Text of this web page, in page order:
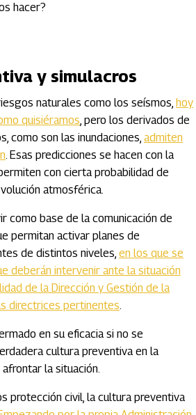
hacer?
y simulacros
naturales como los seísmos, hoy
quisiéramos, pero los derivados de
como son las inundaciones, admiten
. Esas predicciones se hacen con la
con cierta probabilidad de
atmosférica.
como base de la comunicación de
permitan activar planes de
de distintos niveles, en los que se
deberán intervenir ante la situación
de la Dirección y Gestión de la
directrices pertinentes.
en su eficacia si no se
cultura preventiva en la
la situación.
protección civil, la cultura preventiva